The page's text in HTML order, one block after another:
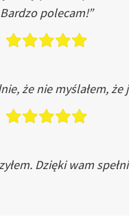
Bardzo polecam!”
że nie myślałem,
Dzięki wam